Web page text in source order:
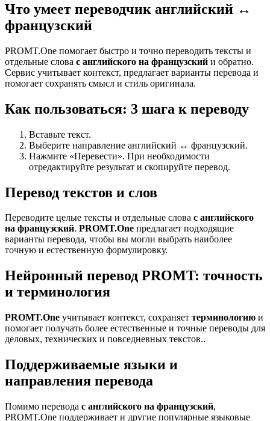
Что умеет переводчик английский ↔
французский
PROMT.One помогает быстро и точно переводить тексты и
отдельные слова с английского на французский и обратно.
Сервис учитывает контекст, предлагает варианты перевода и
помогает сохранять смысл и стиль оригинала.
Как пользоваться: 3 шага к переводу
Вставьте текст.
Выберите направление английский ↔ французский.
Нажмите «Перевести». При необходимости
отредактируйте результат и скопируйте перевод.
Перевод текстов и слов
Переводите целые тексты и отдельные слова с английского
на французский. PROMT.One предлагает подходящие
варианты перевода, чтобы вы могли выбрать наиболее
точную и естественную формулировку.
Нейронный перевод PROMT: точность
и терминология
PROMT.One учитывает контекст, сохраняет терминологию и
помогает получать более естественные и точные переводы для
деловых, технических и повседневных текстов..
Поддерживаемые языки и
направления перевода
Помимо перевода с английского на французский,
PROMT.One поддерживает и другие популярные языковые